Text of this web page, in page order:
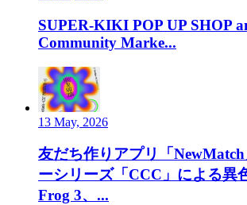
SUPER-KIKI POP UP SHOP
Community Marke...
13 May, 2026
友だち作りアプリ「
ーシリーズ「CCC」による異
Frog 3、...